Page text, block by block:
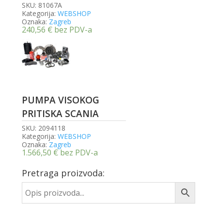
SKU: 81067A
Kategorija: WEBSHOP
Oznaka: Zagreb
240,56 € bez PDV-a
PUMPA VISOKOG
PRITISKA SCANIA
SKU: 2094118
Kategorija: WEBSHOP
Oznaka: Zagreb
1.566,50 €bez PDV-a
Pretraga proizvoda: